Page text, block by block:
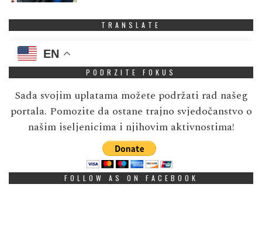
TRANSLATE
EN
PODRZITE FOKUS
Sada svojim uplatama možete podržati rad našeg
portala. Pomozite da ostane trajno svjedočanstvo o
našim iseljenicima i njihovim aktivnostima!
FOLLOW AS ON FACEBOOK